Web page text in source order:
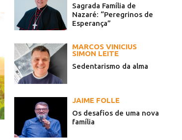
Sagrada Família de
Nazaré: “Peregrinos de
Esperança”
MARCOS VINICIUS
SIMON LEITE
Sedentarismo da alma
JAIME FOLLE
Os desafios de uma nova
família